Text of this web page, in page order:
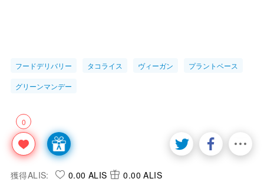
フードデリバリー タコライス ヴィーガン プラントベース
グリーンマンデー
0
獲得ALIS: 0.00 ALIS 0.00 ALIS